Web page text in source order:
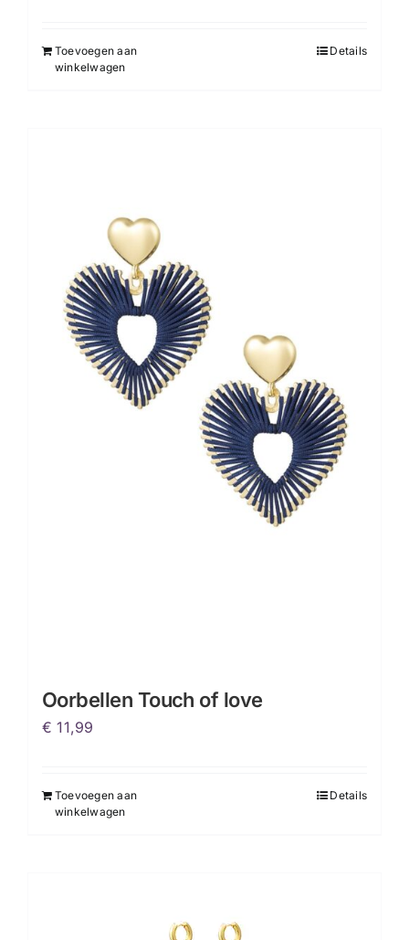
Toevoegen aan
winkelwagen
Details
Oorbellen Touch of love
€ 11,99
Toevoegen aan
winkelwagen
Details